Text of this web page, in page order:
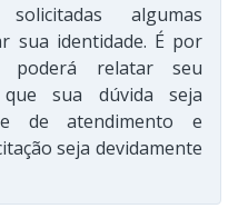
algumas
sua identidade. É por
poderá relatar seu
sua dúvida seja
de atendimento e
seja devidamente